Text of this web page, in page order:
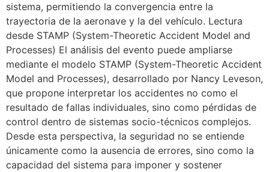
sistema, permitiendo la convergencia entre la
trayectoria de la aeronave y la del vehículo. Lectura
desde STAMP (System-Theoretic Accident Model and
Processes) El análisis del evento puede ampliarse
mediante el modelo STAMP (System-Theoretic Accident
Model and Processes), desarrollado por Nancy Leveson,
que propone interpretar los accidentes no como el
resultado de fallas individuales, sino como pérdidas de
control dentro de sistemas socio-técnicos complejos.
Desde esta perspectiva, la seguridad no se entiende
únicamente como la ausencia de errores, sino como la
capacidad del sistema para imponer y sostener